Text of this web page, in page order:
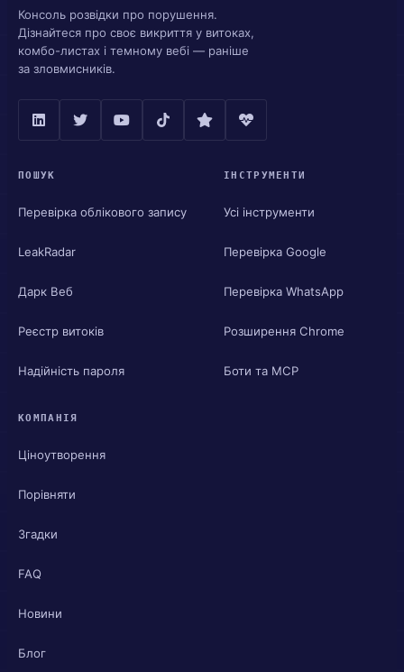
Консоль розвідки про порушення.
Дізнайтеся про своє викриття у витоках,
комбо-листах і темному вебі — раніше
за зловмисників.
ПОШУК
Перевірка облікового запису
LeakRadar
Дарк Веб
Реєстр витоків
Надійність пароля
ІНСТРУМЕНТИ
Усі інструменти
Перевірка Google
Перевірка WhatsApp
Розширення Chrome
Боти та MCP
КОМПАНІЯ
Ціноутворення
Порівняти
Згадки
FAQ
Новини
Блог